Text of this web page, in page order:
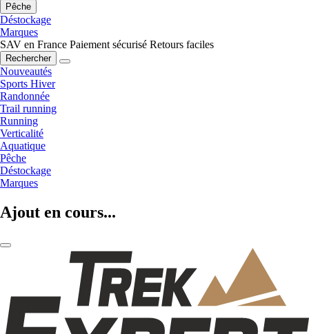
Pêche
Déstockage
Marques
SAV en France Paiement sécurisé Retours faciles
Rechercher
Nouveautés
Sports Hiver
Randonnée
Trail running
Running
Verticalité
Aquatique
Pêche
Déstockage
Marques
Ajout en cours...